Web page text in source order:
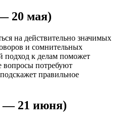
20 мая)
на действительно значимых
и сомнительных
подход к делам поможет
вопросы потребуют
правильное
— 21 июня)